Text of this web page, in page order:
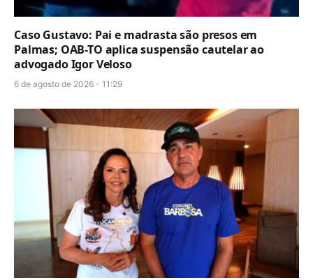
Caso Gustavo: Pai e madrasta são presos em
Palmas; OAB-TO aplica suspensão cautelar ao
advogado Igor Veloso
6 de agosto de 2026 - 11:29